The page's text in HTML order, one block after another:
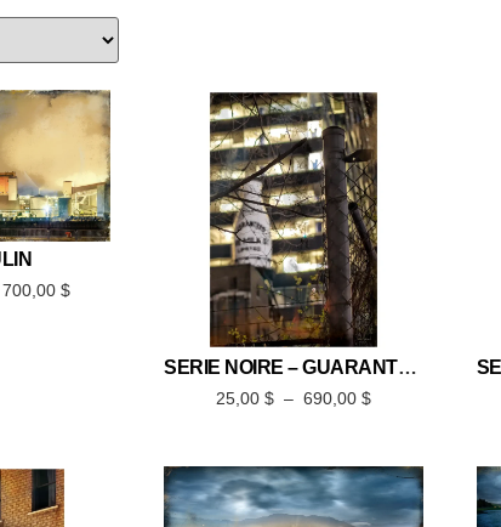
700,00$
SÉRIE NOIRE – GUARANTEED 1
25,00 $ – 690,00 $